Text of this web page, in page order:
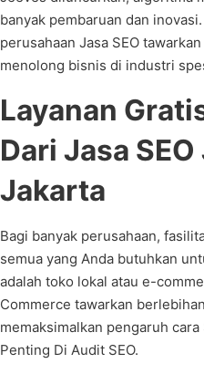
banyak pembaruan dan
perusahaan Jasa SEO
menolong bisnis di industri
Layanan
Dari Jasa
Jakarta
Bagi banyak perusahaan,
semua yang Anda butuhkan
adalah toko lokal atau e-
Commerce tawarkan
memaksimalkan pengaruh
Penting Di Audit SEO.